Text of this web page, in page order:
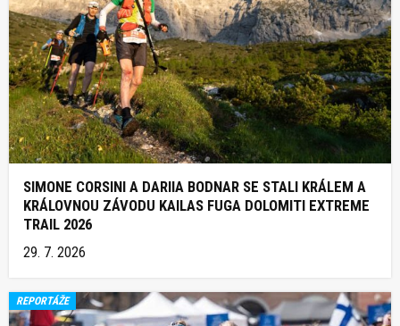
SIMONE CORSINI A DARIIA BODNAR SE STALI KRÁLEM A
KRÁLOVNOU ZÁVODU KAILAS FUGA DOLOMITI EXTREME
TRAIL 2026
29. 7. 2026
REPORTÁŽE